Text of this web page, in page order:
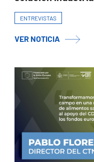
ENTREVISTAS
VER NOTICIA